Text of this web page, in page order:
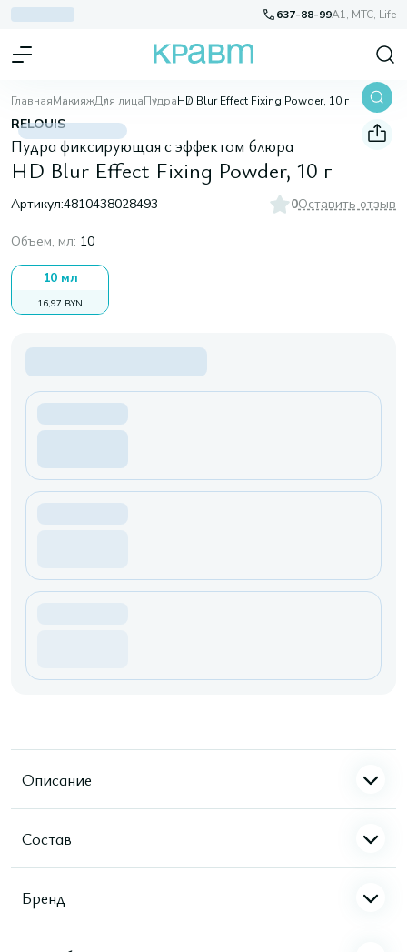
637-88-99A1, МТС, Life
ГлавнаяМакияжДля лицаПудраHD Blur Effect Fixing Powder, 10 г
RELOUIS
Пудра фиксирующая с эффектом блюра
HD Blur Effect Fixing Powder, 10 г
Артикул:4810438028493 0Оставить отзыв
Объем, мл: 10
10 мл
16,97 BYN
Описание
Состав
Бренд